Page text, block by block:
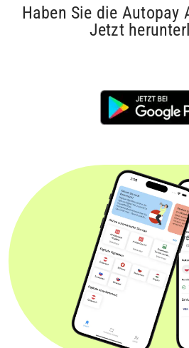
Haben Sie die Autopay
Jetzt